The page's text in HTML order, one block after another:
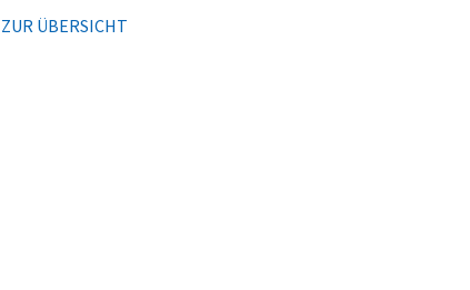
ZUR ÜBERSICHT